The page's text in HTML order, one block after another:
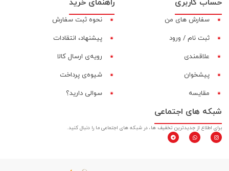
حساب کاربری
سفارش های من
ثبت نام / ورود
علاقمندی
پیشخوان
مقایسه‌
راهنمای خرید
نحوه ثبت سفارش
پیشنهاد، انتقادات
رویه‌ی ارسال کالا
شیوه‌ی پرداخت
سوالی دارید؟
شبکه های اجتماعی
برای اطلاع از جدیدترین تخفیف ها، در شبکه های اجتماعی ما را دنبال کنید.